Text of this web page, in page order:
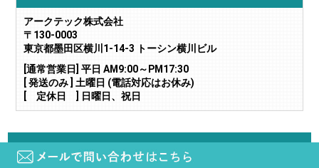
アークテック株式会社
〒130-0003
東京都墨田区横川1-14-3 トーシン横川ビル
[通常営業日] 平日 AM9:00～PM17:30
[ 発送のみ ] 土曜日 (電話対応はお休み)
[ 定休日 ] 日曜日、祝日